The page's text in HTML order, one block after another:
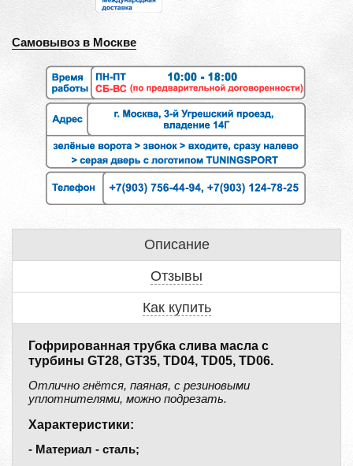
Самовывоз в Москве
Описание
Отзывы
Как купить
Гофрированная трубка слива масла с
турбины GT28, GT35, TD04, TD05, TD06.
Отлично гнётся, паяная, с резиновыми
уплотнителями, можно подрезать.
Характеристики:
- Материал - сталь;